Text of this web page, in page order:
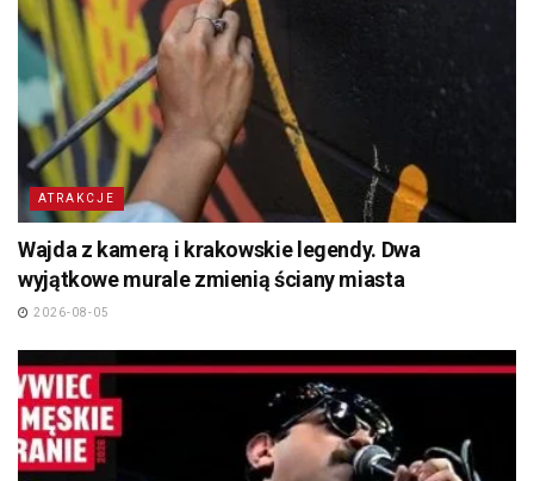
ATRAKCJE
Wajda z kamerą i krakowskie legendy. Dwa
wyjątkowe murale zmienią ściany miasta
2026-08-05